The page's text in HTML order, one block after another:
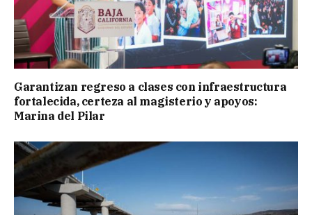
Garantizan regreso a clases con infraestructura
fortalecida, certeza al magisterio y apoyos:
Marina del Pilar